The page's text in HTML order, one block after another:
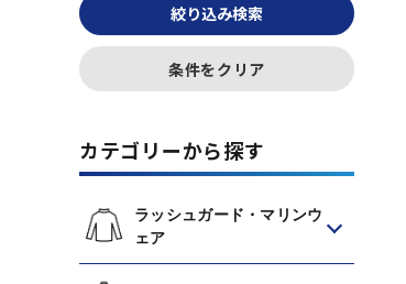
絞り込み検索
条件をクリア
カテゴリーから探す
ラッシュガード・マリンウ
ェア